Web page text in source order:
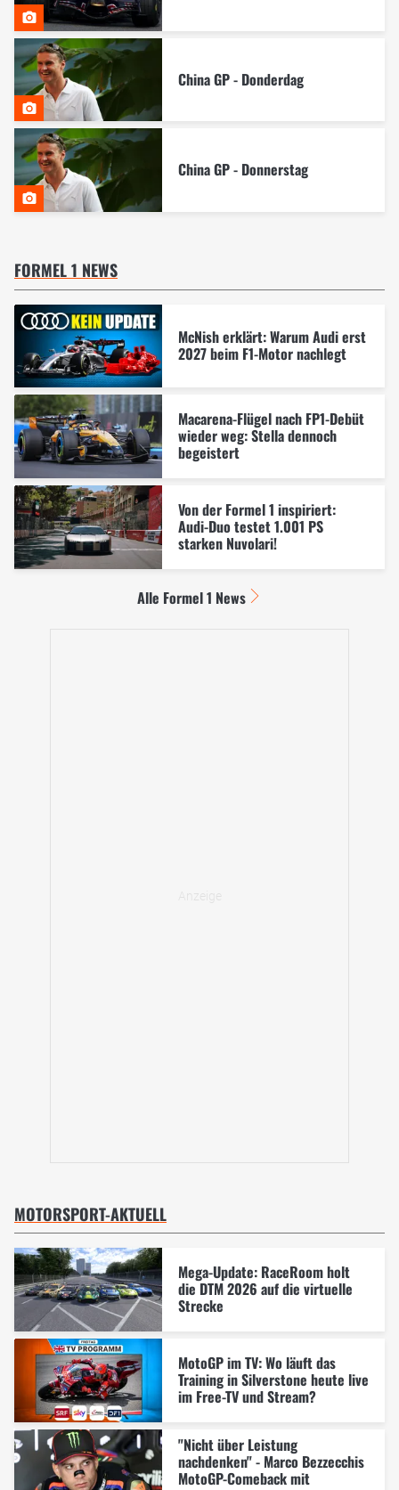
China GP - Donderdag
China GP - Donnerstag
FORMEL 1 NEWS
McNish erklärt: Warum Audi erst
2027 beim F1-Motor nachlegt
Macarena-Flügel nach FP1-Debüt
wieder weg: Stella dennoch
begeistert
Von der Formel 1 inspiriert:
Audi-Duo testet 1.001 PS
starken Nuvolari!
Alle Formel 1 News
MOTORSPORT-AKTUELL
Mega-Update: RaceRoom holt
die DTM 2026 auf die virtuelle
Strecke
MotoGP im TV: Wo läuft das
Training in Silverstone heute live
im Free-TV und Stream?
"Nicht über Leistung
nachdenken" - Marco Bezzecchis
MotoGP-Comeback mit